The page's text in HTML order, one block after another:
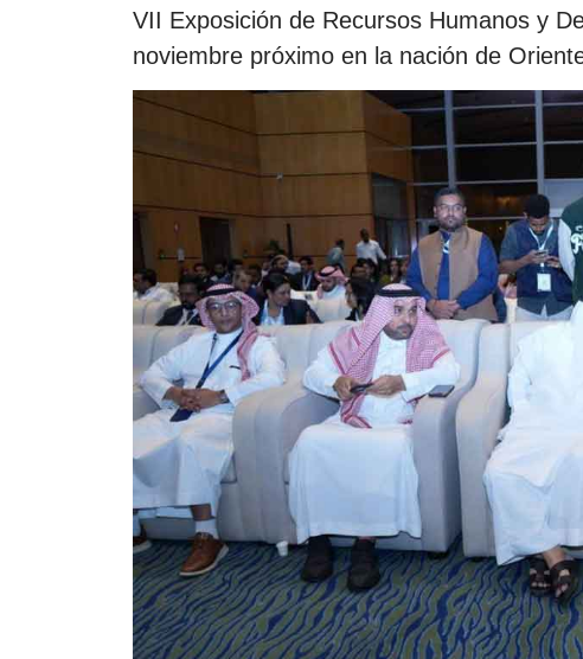
VII Exposición de Recursos Humanos y
noviembre próximo en la nación de